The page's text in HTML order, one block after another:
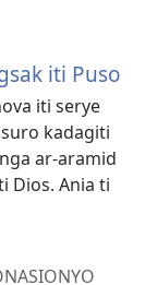
iti Puso
iti serye
kadagiti
ar-aramid
Dios. Ania ti